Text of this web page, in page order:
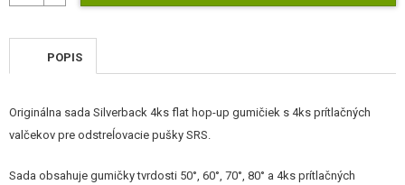
REKLAMNÉ PREDMETY
POŠKODENÝ, POUŽITÝ TOVAR
POPIS
Originálna sada Silverback 4ks flat hop-up gumičiek s 4ks prítlačných
valčekov pre odstreĺovacie pušky SRS.
Sada obsahuje gumičky tvrdosti 50°, 60°, 70°, 80° a 4ks prítlačných